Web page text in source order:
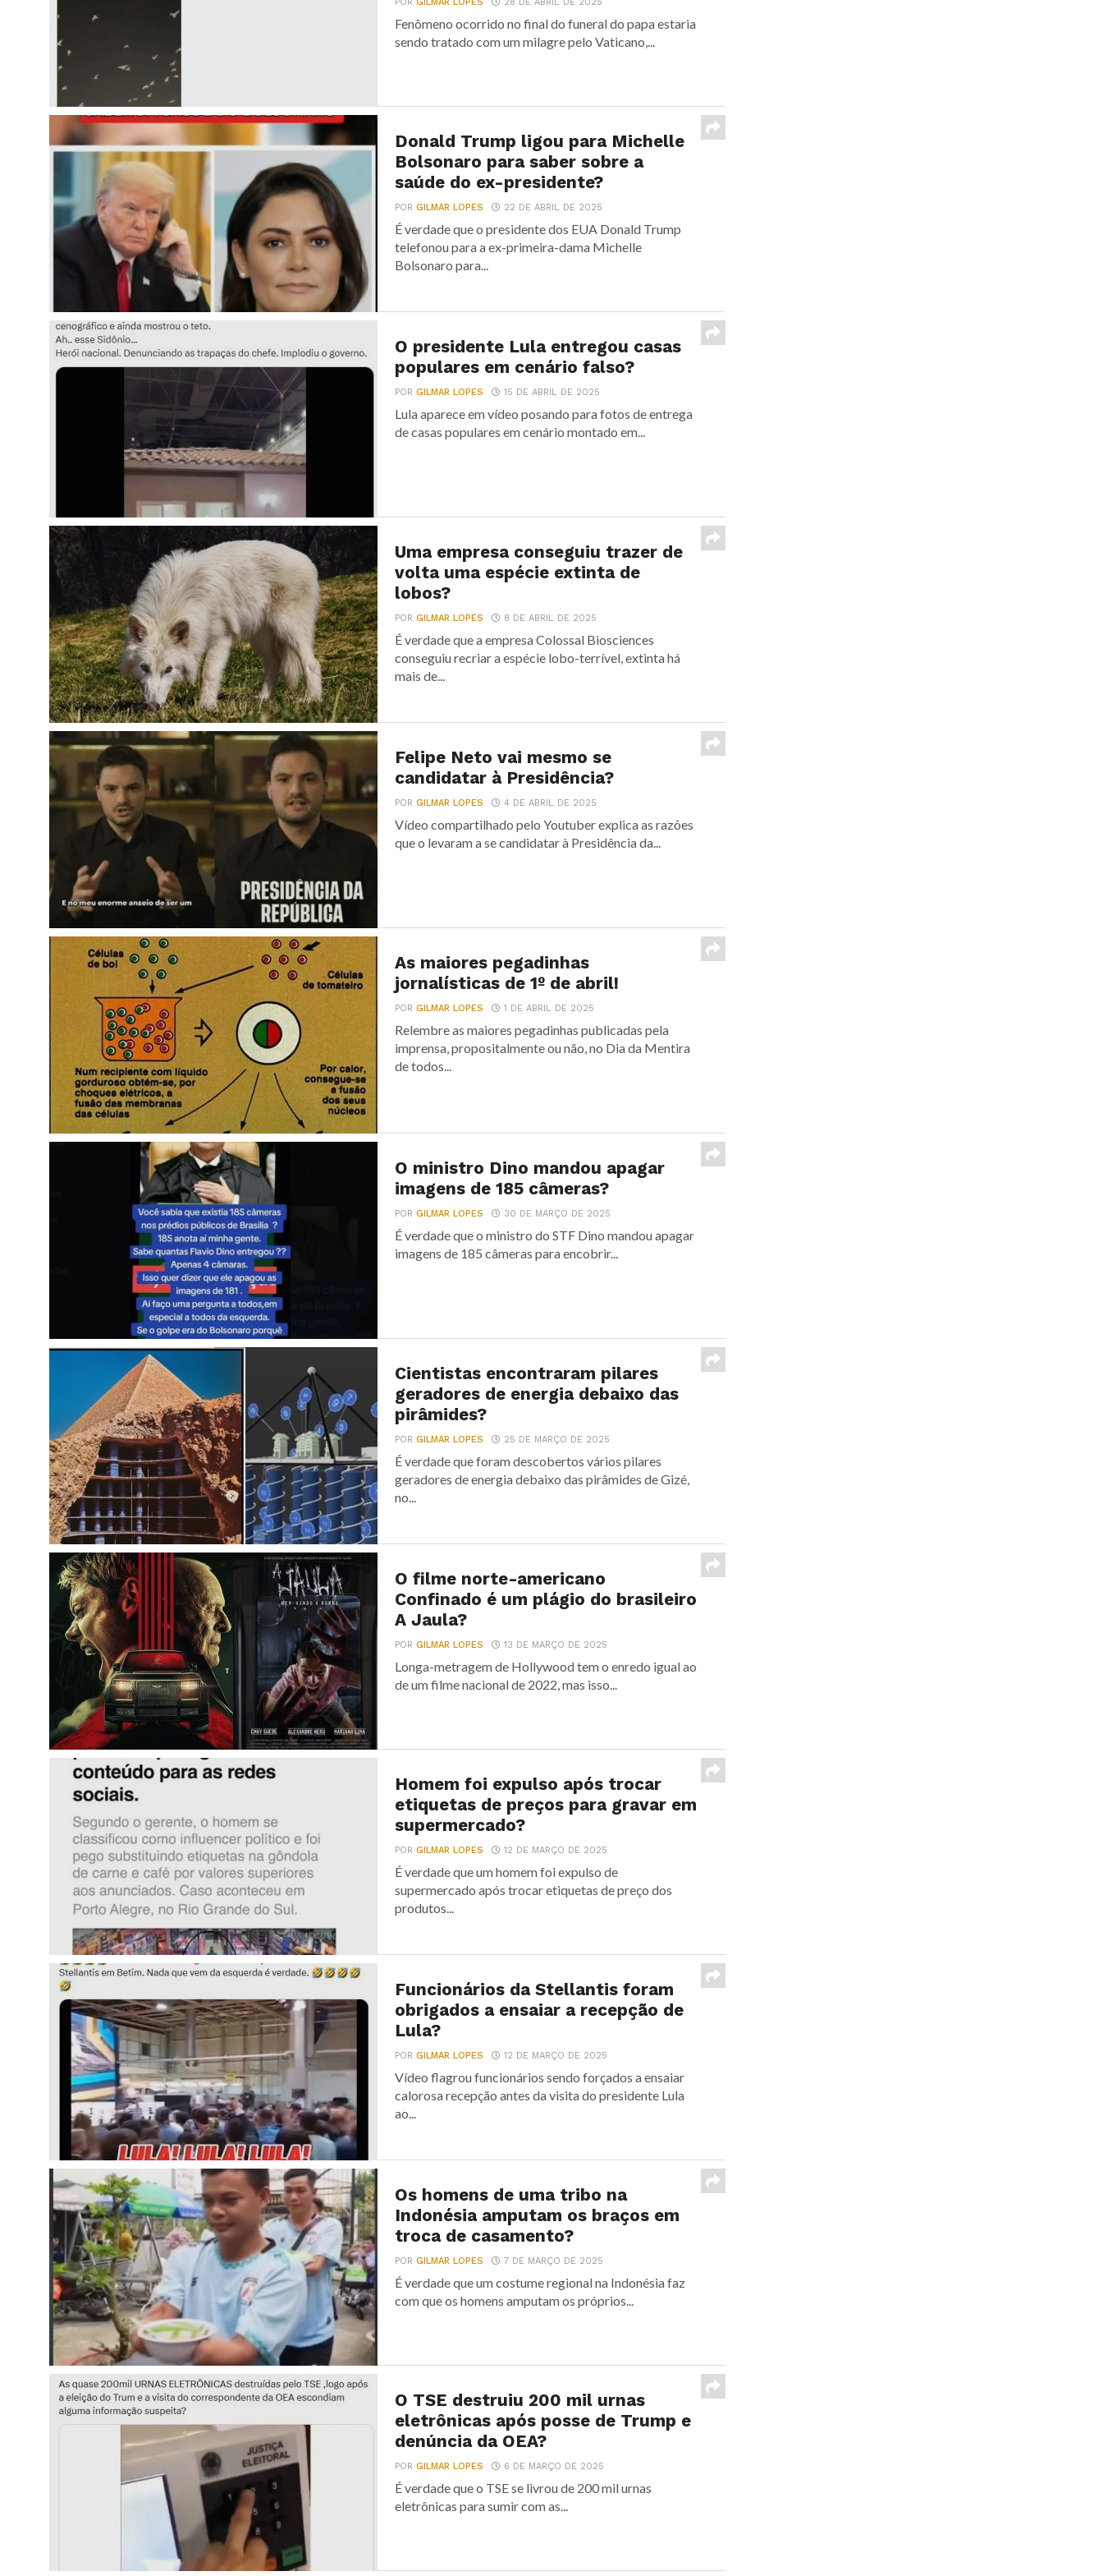
Fenômeno ocorrido no final do funeral do papa estaria
sendo tratado com um milagre pelo Vaticano,...
Donald Trump ligou para Michelle
Bolsonaro para saber sobre a
saúde do ex-presidente?
PORGILMAR LOPES 22 DE ABRIL DE 2025
É verdade que o presidente dos EUA Donald Trump
telefonou para a ex-primeira-dama Michelle
Bolsonaro para...
O presidente Lula entregou casas
populares em cenário falso?
PORGILMAR LOPES 15 DE ABRIL DE 2025
Lula aparece em vídeo posando para fotos de entrega
de casas populares em cenário montado em...
Uma empresa conseguiu trazer de
volta uma espécie extinta de
lobos?
PORGILMAR LOPES 8 DE ABRIL DE 2025
É verdade que a empresa Colossal Biosciences
conseguiu recriar a espécie lobo-terrível, extinta há
mais de...
Felipe Neto vai mesmo se
candidatar à Presidência?
PORGILMAR LOPES 4 DE ABRIL DE 2025
Vídeo compartilhado pelo Youtuber explica as razões
que o levaram a se candidatar à Presidência da...
As maiores pegadinhas
jornalísticas de 1º de abril!
PORGILMAR LOPES 1 DE ABRIL DE 2025
Relembre as maiores pegadinhas publicadas pela
imprensa, propositalmente ou não, no Dia da Mentira
de todos...
O ministro Dino mandou apagar
imagens de 185 câmeras?
PORGILMAR LOPES 30 DE MARÇO DE 2025
É verdade que o ministro do STF Dino mandou apagar
imagens de 185 câmeras para encobrir...
Cientistas encontraram pilares
geradores de energia debaixo das
pirâmides?
PORGILMAR LOPES 25 DE MARÇO DE 2025
É verdade que foram descobertos vários pilares
geradores de energia debaixo das pirâmides de Gizé,
no...
O filme norte-americano
Confinado é um plágio do brasileiro
A Jaula?
PORGILMAR LOPES 13 DE MARÇO DE 2025
Longa-metragem de Hollywood tem o enredo igual ao
de um filme nacional de 2022, mas isso...
Homem foi expulso após trocar
etiquetas de preços para gravar em
supermercado?
PORGILMAR LOPES 12 DE MARÇO DE 2025
É verdade que um homem foi expulso de
supermercado após trocar etiquetas de preço dos
produtos...
Funcionários da Stellantis foram
obrigados a ensaiar a recepção de
Lula?
PORGILMAR LOPES 12 DE MARÇO DE 2025
Vídeo flagrou funcionários sendo forçados a ensaiar
calorosa recepção antes da visita do presidente Lula
ao...
Os homens de uma tribo na
Indonésia amputam os braços em
troca de casamento?
PORGILMAR LOPES 7 DE MARÇO DE 2025
É verdade que um costume regional na Indonésia faz
com que os homens amputam os próprios...
O TSE destruiu 200 mil urnas
eletrônicas após posse de Trump e
denúncia da OEA?
PORGILMAR LOPES 6 DE MARÇO DE 2025
É verdade que o TSE se livrou de 200 mil urnas
eletrônicas para sumir com as...